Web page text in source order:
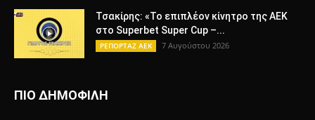
Τσακίρης: «Το επιπλέον κίνητρο της ΑΕΚ
στο Superbet Super Cup –...
ΡΕΠΟΡΤΑΖ ΑΕΚ 7 Αυγούστου 2026
ΠΙΟ ΔΗΜΟΦΙΛΗ